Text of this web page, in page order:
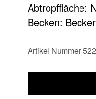
Abtropffläche:
Becken:
Artikel Nummer